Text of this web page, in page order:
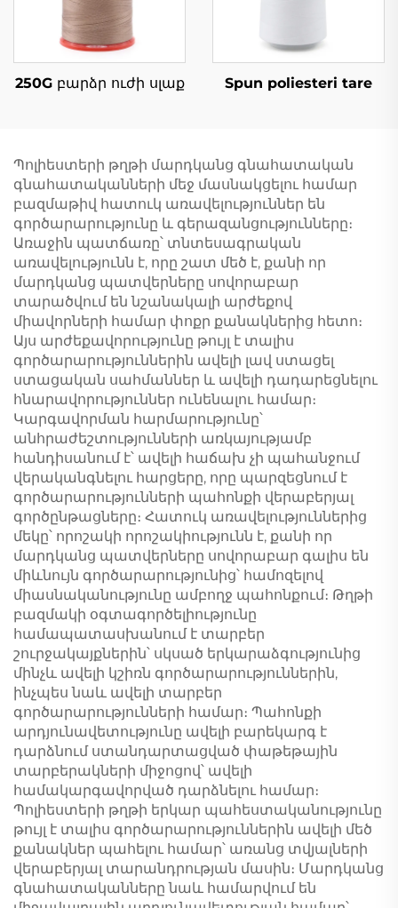
250G բարձր ուժի սլաք Spun poliesteri tare
Պոլիեստերի թղթի մարդկանց գնահատական
գնահատականների մեջ մասնակցելու համար
բազմաթիվ հատուկ առավելություններ են
գործարարությունը և գերազանցությունները։
Առաջին պատճառը՝ տնտեսագրական
առավելությունն է, որը շատ մեծ է, քանի որ
մարդկանց պատվերները սովորաբար
տարածվում են նշանակալի արժեքով
միավորների համար փոքր քանակներից հետո։
Այս արժեքավորությունը թույլ է տալիս
գործարարություններին ավելի լավ ստացել
ստացական սահմաններ և ավելի դադարեցնելու
հնարավորություններ ունենալու համար։
Կարգավորման հարմարությունը՝
անհրաժեշտությունների առկայությամբ
հանդիսանում է՝ ավելի հաճախ չի պահանջում
վերականգնելու հարցերը, որը պարզեցնում է
գործարարությունների պահոնքի վերաբերյալ
գործընթացները։ Հատուկ առավելություններից
մեկը՝ որոշակի որոշակիությունն է, քանի որ
մարդկանց պատվերները սովորաբար գալիս են
միևնույն գործարարությունից՝ համոզելով
միասնականությունը ամբողջ պահոնքում։ Թղթի
բազմակի օգտագործելիությունը
համապատասխանում է տարբեր
շուրջակայքներին՝ սկսած երկարաձգությունից
մինչև ավելի կշիռն գործարարություններին,
ինչպես նաև ավելի տարբեր
գործարարությունների համար։ Պահոնքի
արդյունավետությունը ավելի բարեկարգ է
դարձնում ստանդարտացված փաթեթային
տարբերակների միջոցով՝ ավելի
համակարգավորված դարձնելու համար։
Պոլիեստերի թղթի երկար պահեստականությունը
թույլ է տալիս գործարարություններին ավելի մեծ
քանակներ պահելու համար՝ առանց տվյալների
վերաբերյալ տարանդրության մասին։ Մարդկանց
գնահատականները նաև համարվում են